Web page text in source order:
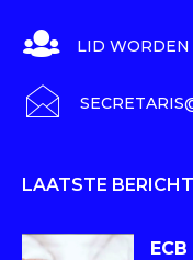
LID WORDEN
LAATSTE